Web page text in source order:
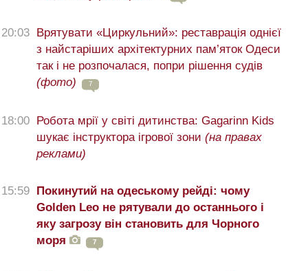
20:03 Врятувати «Циркульний»: реставрація однієї
з найстаріших архітектурних пам’яток Одеси
так і не розпочалася, попри рішення судів
(фото)
7
18:00 Робота мрії у світі дитинства: Gagarinn Kids
шукає інструктора ігрової зони (на правах
реклами)
15:59 Покинутий на одеському рейді: чому
Golden Leo не рятували до останнього і
яку загрозу він становить для Чорного
моря
7